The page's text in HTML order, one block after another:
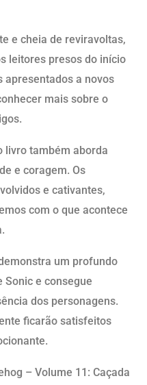
e cheia de reviravoltas,
leitores presos do início
apresentados a novos
mais sobre o
livro também aborda
e coragem. Os
e cativantes,
com o que acontece
um profundo
Sonic e consegue
dos personagens.
ficarão satisfeitos
– Volume 11: Caçada